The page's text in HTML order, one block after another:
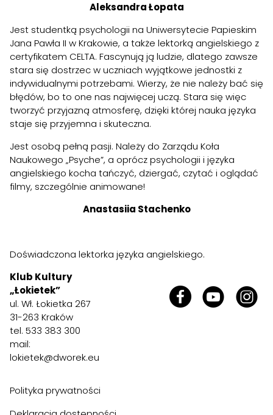
Aleksandra Łopata
Jest studentką psychologii na Uniwersytecie Papieskim
Jana Pawła II w Krakowie, a także lektorką angielskiego z
certyfikatem CELTA. Fascynują ją ludzie, dlatego zawsze
stara się dostrzec w uczniach wyjątkowe jednostki z
indywidualnymi potrzebami. Wierzy, że nie należy bać się
błędów, bo to one nas najwięcej uczą. Stara się więc
tworzyć przyjazną atmosferę, dzięki której nauka języka
staje się przyjemna i skuteczna.
Jest osobą pełną pasji. Należy do Zarządu Koła
Naukowego „Psyche”, a oprócz psychologii i języka
angielskiego kocha tańczyć, dziergać, czytać i oglądać
filmy, szczególnie animowane!
Anastasiia Stachenko
Doświadczona lektorka języka angielskiego.
Klub Kultury
„Łokietek”
ul. Wł. Łokietka 267
31-263 Kraków
tel. 533 383 300
mail:
lokietek@dworek.eu
Polityka prywatności